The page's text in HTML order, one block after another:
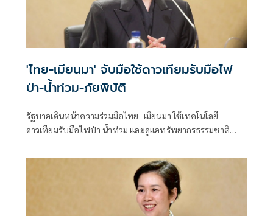
'ไทย-เมียนมา' จับมือใช้ดาวเทียมรับมือไฟ
ป่า-น้ำท่วม-ภัยพิบัติ
รัฐบาลเดินหน้าความร่วมมือไทย–เมียนมา ใช้เทคโนโลยี
ดาวเทียมรับมือไฟป่า น้ำท่วม และดูแลทรัพยากรธรรมชาติ